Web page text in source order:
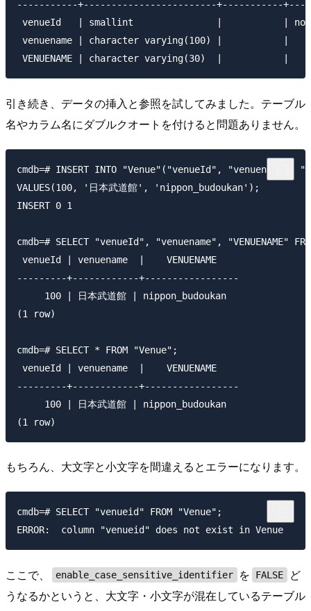
-----------+------------------------+-----------
venueId   | smallint               |           |
venuename | character varying(100) |           |
引き続き、データの挿入と参照を試してみました。テーブル
名やカラム名にダブルクオートを付けると問題ありません。
cmdb=# INSERT INTO "Venue"("venueId", "venuename",
VALUES(100, '日本武道館', 'nippon_budoukan');
INSERT 0 1
cmdb=# SELECT "venueId", "venuename", "VENUENAME"
venueId | venuename  |    VENUENAME
---------+------------+-----------------
     100 | 日本武道館 | nippon_budoukan
(1 row)
cmdb=# SELECT * FROM "Venue";
venueId | venuename  |    VENUENAME
---------+------------+-----------------
     100 | 日本武道館 | nippon_budoukan
もちろん、大文字と小文字を間違えるとエラーになります。
cmdb=# SELECT "venueid" FROM "Venue";
ここで、 enable_case_sensitive_identifier を FALSE
ど
うなるかというと、大文字・小文字が混在しているテーブル